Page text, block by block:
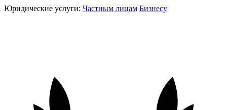
Юридические услуги: Частным лицам Бизнесу